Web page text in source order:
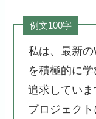
例文100字
私は、最新
を積極的に
追求していま
プロジェク